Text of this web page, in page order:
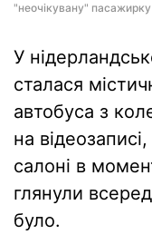
"неочікувану" пасажирку
У
сталася
автобуса з
на
салоні в
глянули
було.